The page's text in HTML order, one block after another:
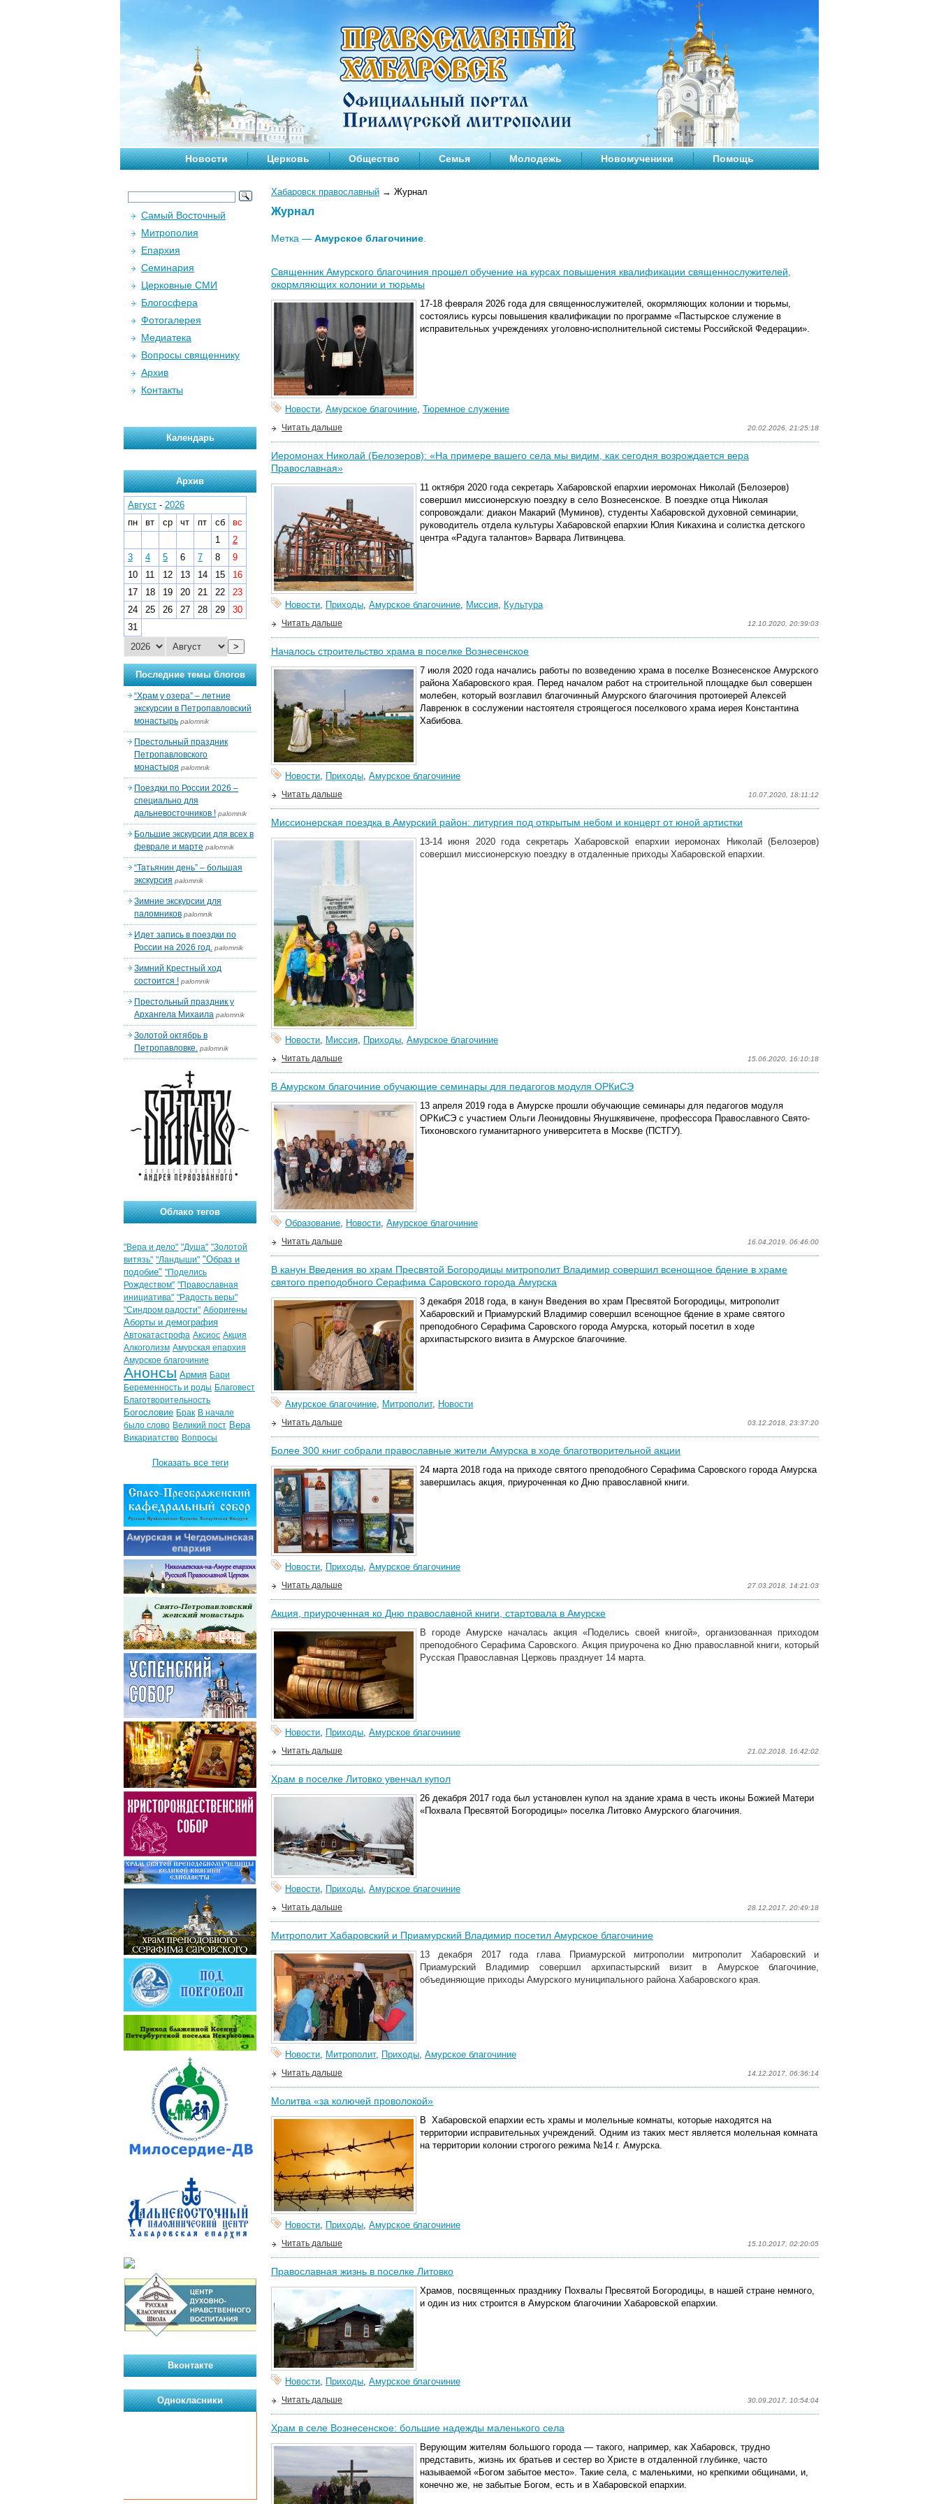
Новости Церковь Общество Семья Молодежь Новомученики Помощь
Хабаровск православный → Журнал
Журнал
Метка — Амурское благочиние
Священник Амурского благочиния прошел обучение на курсах повышения квалификации священнослужителей,
окормляющих колонии и тюрьмы
17-18 февраля 2026 года для священнослужителей, окормляющих колонии и тюрьмы,
состоялись курсы повышения квалификации по программе «Пастырское служение в
исправительных учреждениях уголовно-исполнительной системы Российской Федерации».
Новости, Амурское благочиние, Тюремное служение
20.02.2026, 21:25:18
Читать дальше
Иеромонах Николай (Белозеров): «На примере вашего села мы видим, как сегодня возрождается вера
Православная»
11 октября 2020 года секретарь Хабаровской епархии иеромонах Николай (Белозеров)
совершил миссионерскую поездку в село Вознесенское. В поездке отца Николая
сопровождали: диакон Макарий (Муминов), студенты Хабаровской духовной семинарии,
руководитель отдела культуры Хабаровской епархии Юлия Кикахина и солистка детского
центра «Радуга талантов» Варвара Литвинцева.
Новости, Приходы, Амурское благочиние, Миссия, Культура
12.10.2020, 20:39:03
Читать дальше
Началось строительство храма в поселке Вознесенское
7 июля 2020 года начались работы по возведению храма в поселке Вознесенское Амурского
района Хабаровского края. Перед началом работ на строительной площадке был совершен
молебен, который возглавил благочинный Амурского благочиния протоиерей Алексей
Лавренюк в сослужении настоятеля строящегося поселкового храма иерея Константина
Хабибова.
Новости, Приходы, Амурское благочиние
10.07.2020, 18:11:12
Читать дальше
Миссионерская поездка в Амурский район: литургия под открытым небом и концерт от юной артистки
13-14 июня 2020 года секретарь Хабаровской епархии иеромонах Николай (Белозеров)
совершил миссионерскую поездку в отдаленные приходы Хабаровской епархии.
Новости, Миссия, Приходы, Амурское благочиние
15.06.2020, 16:10:18
Читать дальше
В Амурском благочиние обучающие семинары для педагогов модуля ОРКиСЭ
13 апреля 2019 года в Амурске прошли обучающие семинары для педагогов модуля
ОРКиСЭ с участием Ольги Леонидовны Янушкявичене, профессора Православного Свято-
Тихоновского гуманитарного университета в Москве (ПСТГУ).
Образование, Новости, Амурское благочиние
16.04.2019, 06:46:00
Читать дальше
В канун Введения во храм Пресвятой Богородицы митрополит Владимир совершил всенощное бдение в храме
святого преподобного Серафима Саровского города Амурска
3 декабря 2018 года, в канун Введения во храм Пресвятой Богородицы, митрополит
Хабаровский и Приамурский Владимир совершил всенощное бдение в храме святого
преподобного Серафима Саровского города Амурска, который посетил в ходе
архипастырского визита в Амурское благочиние.
Амурское благочиние, Митрополит, Новости
03.12.2018, 23:37:20
Читать дальше
Более 300 книг собрали православные жители Амурска в ходе благотворительной акции
24 марта 2018 года на приходе святого преподобного Серафима Саровского города Амурска
завершилась акция, приуроченная ко Дню православной книги.
Новости, Приходы, Амурское благочиние
27.03.2018, 14:21:03
Читать дальше
Акция, приуроченная ко Дню православной книги, стартовала в Амурске
В городе Амурске началась акция «Поделись своей книгой», организованная приходом
преподобного Серафима Саровского. Акция приурочена ко Дню православной книги, который
Русская Православная Церковь празднует 14 марта.
Новости, Приходы, Амурское благочиние
21.02.2018, 16:42:02
Читать дальше
Храм в поселке Литовко увенчал купол
26 декабря 2017 года был установлен купол на здание храма в честь иконы Божией Матери
«Похвала Пресвятой Богородицы» поселка Литовко Амурского благочиния.
Новости, Приходы, Амурское благочиние
28.12.2017, 20:49:18
Читать дальше
Митрополит Хабаровский и Приамурский Владимир посетил Амурское благочиние
13 декабря 2017 года глава Приамурской митрополии митрополит Хабаровский и
Приамурский Владимир совершил архипастырский визит в Амурское благочиние,
объединяющие приходы Амурского муниципального района Хабаровского края.
Новости, Митрополит, Приходы, Амурское благочиние
14.12.2017, 06:36:14
Читать дальше
Молитва «за колючей проволокой»
В Хабаровской епархии есть храмы и молельные комнаты, которые находятся на
территории исправительных учреждений. Одним из таких мест является молельная комната
на территории колонии строгого режима №14 г. Амурска.
Новости, Приходы, Амурское благочиние
15.10.2017, 02:20:05
Читать дальше
Православная жизнь в поселке Литовко
Храмов, посвященных празднику Похвалы Пресвятой Богородицы, в нашей стране немного,
и один из них строится в Амурском благочинии Хабаровской епархии.
Новости, Приходы, Амурское благочиние
30.09.2017, 10:54:04
Читать дальше
Храм в селе Вознесенское: большие надежды маленького села
Верующим жителям большого города — такого, например, как Хабаровск, трудно
представить, жизнь их братьев и сестер во Христе в отдаленной глубинке, часто
называемой «Богом забытое место». Такие села, с маленькими, но крепкими общинами, и,
конечно же, не забытые Богом, есть и в Хабаровской епархии.
Самый Восточный
Митрополия
Епархия
Семинария
Церковные СМИ
Блогосфера
Фотогалерея
Медиатека
Вопросы священнику
Архив
Контакты
Календарь
Архив
Август - 2026
пн
вт ср чт пт сб
вс
1
2
3
4 5 6 7 8
9
10
11 12 13 14 15
16
17
18 19 20 21 22
23
24
25 26 27 28 29
30
31
>
Последние темы блогов
“Храм у озера” – летние
экскурсии в Петропавловский
монастырь palomnik
Престольный праздник
Петропавловского
монастыря palomnik
Поездки по России 2026 –
специально для
дальневосточников ! palomnik
Большие экскурсии для всех в
феврале и марте palomnik
“Татьянин день” – большая
экскурсия palomnik
Зимние экскурсии для
паломников palomnik
Идет запись в поездки по
России на 2026 год. palomnik
Зимний Крестный ход
состоится ! palomnik
Престольный праздник у
Архангела Михаила palomnik
Золотой октябрь в
Петропавловке. palomnik
Облако тегов
"Вера и дело" "Душа" "Золотой
витязь" "Ландыши" "Образ и
подобие" "Поделись
Рождеством" "Православная
инициатива" "Радость веры"
"Синдром радости" Аборигены
Аборты и демография
Автокатастрофа Аксиос Акция
Алкоголизм Амурская епархия
Амурское благочиние
Анонсы Армия Бари
Беременность и роды Благовест
Благотворительность
Богословие Брак В начале
было слово Великий пост Вера
Викариатство Вопросы
Показать все теги
Вконтакте
Однокласники